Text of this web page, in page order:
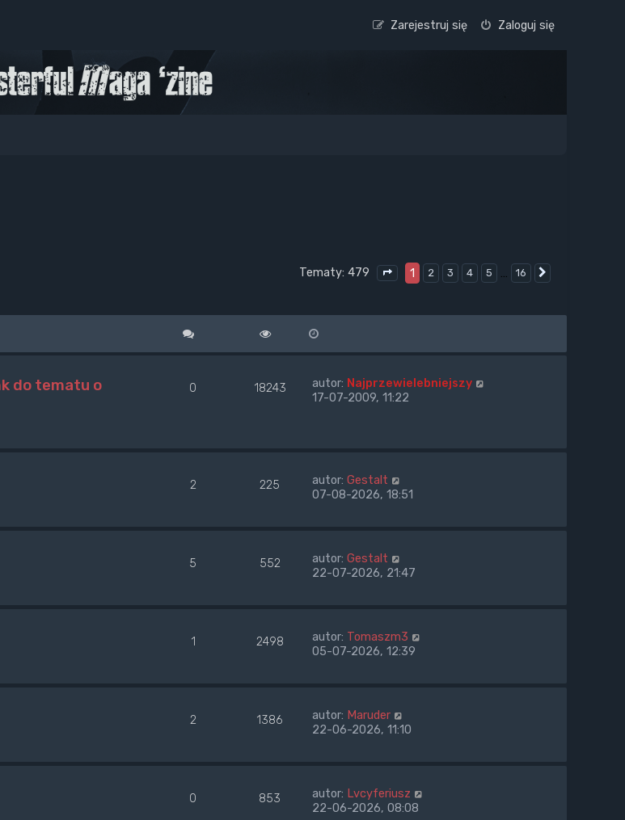
Zaloguj się
Zarejestruj się
Tematy: 479 Strona1 16
1 2 3 4 5 … 16
do tematu o
0 18243 autor: Najprzewielebniejszy
17-07-2009, 11:22
2 225 autor: Gestalt
07-08-2026, 18:51
5 552 autor: Gestalt
22-07-2026, 21:47
1 2498 autor: Tomaszm3
05-07-2026, 12:39
2 1386 autor: Maruder
22-06-2026, 11:10
0 853 autor: Lvcyferiusz
22-06-2026, 08:08